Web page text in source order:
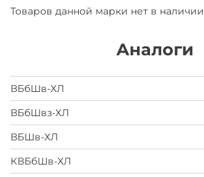
Товаров данной марки нет в наличии
Аналоги
ВБбШв-ХЛ
ВБбШвз-ХЛ
ВБШв-ХЛ
КВБбШв-ХЛ